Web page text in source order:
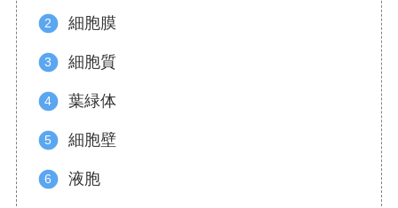
細胞膜
細胞質
葉緑体
細胞壁
液胞